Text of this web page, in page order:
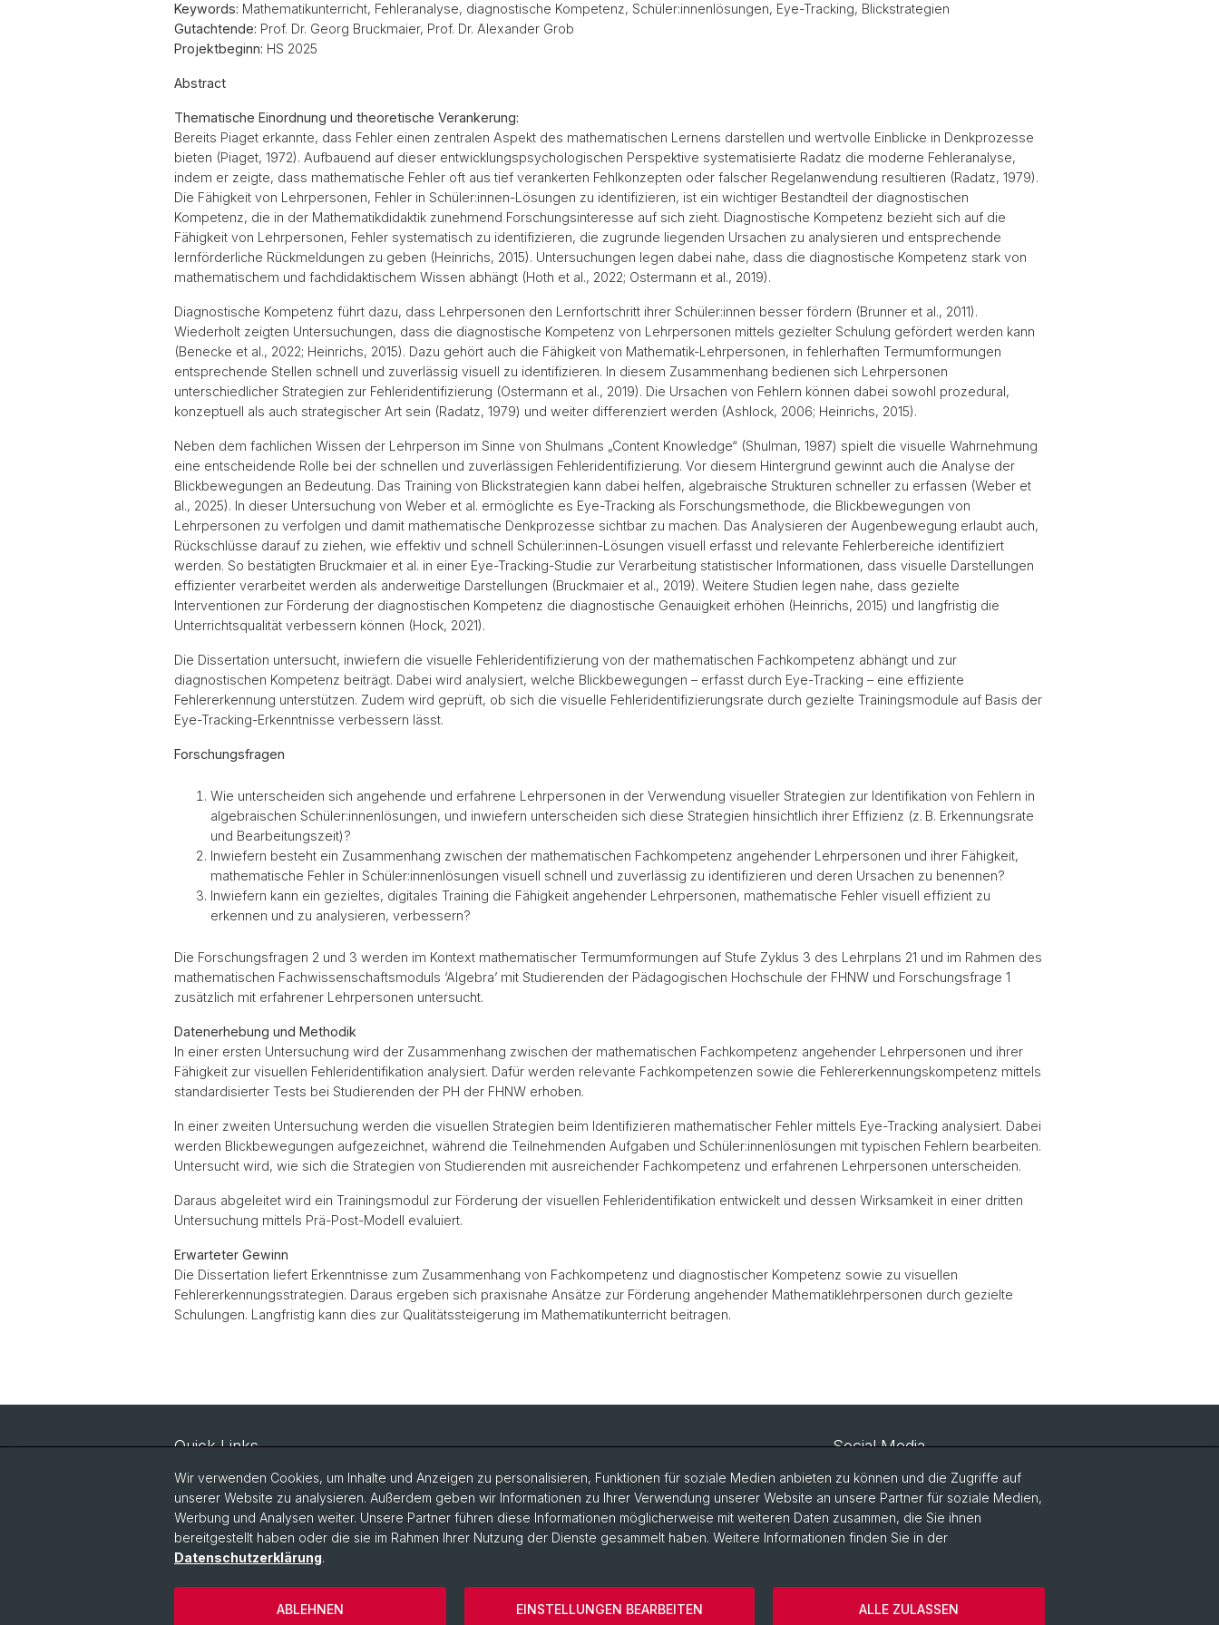
Keywords: Mathematikunterricht, Fehleranalyse, diagnostische Kompetenz, Schüler:innenlösungen, Eye-Tracking, Blickstrategien
Gutachtende: Prof. Dr. Georg Bruckmaier, Prof. Dr. Alexander Grob
Projektbeginn: HS 2025
Abstract
Thematische Einordnung und theoretische Verankerung:
Bereits Piaget erkannte, dass Fehler einen zentralen Aspekt des mathematischen Lernens darstellen und wertvolle Einblicke in Denkprozesse
bieten (Piaget, 1972). Aufbauend auf dieser entwicklungspsychologischen Perspektive systematisierte Radatz die moderne Fehleranalyse,
indem er zeigte, dass mathematische Fehler oft aus tief verankerten Fehlkonzepten oder falscher Regelanwendung resultieren (Radatz, 1979).
Die Fähigkeit von Lehrpersonen, Fehler in Schüler:innen-Lösungen zu identifizieren, ist ein wichtiger Bestandteil der diagnostischen
Kompetenz, die in der Mathematikdidaktik zunehmend Forschungsinteresse auf sich zieht. Diagnostische Kompetenz bezieht sich auf die
Fähigkeit von Lehrpersonen, Fehler systematisch zu identifizieren, die zugrunde liegenden Ursachen zu analysieren und entsprechende
lernförderliche Rückmeldungen zu geben (Heinrichs, 2015). Untersuchungen legen dabei nahe, dass die diagnostische Kompetenz stark von
mathematischem und fachdidaktischem Wissen abhängt (Hoth et al., 2022; Ostermann et al., 2019).
Diagnostische Kompetenz führt dazu, dass Lehrpersonen den Lernfortschritt ihrer Schüler:innen besser fördern (Brunner et al., 2011).
Wiederholt zeigten Untersuchungen, dass die diagnostische Kompetenz von Lehrpersonen mittels gezielter Schulung gefördert werden kann
(Benecke et al., 2022; Heinrichs, 2015). Dazu gehört auch die Fähigkeit von Mathematik-Lehrpersonen, in fehlerhaften Termumformungen
entsprechende Stellen schnell und zuverlässig visuell zu identifizieren. In diesem Zusammenhang bedienen sich Lehrpersonen
unterschiedlicher Strategien zur Fehleridentifizierung (Ostermann et al., 2019). Die Ursachen von Fehlern können dabei sowohl prozedural,
konzeptuell als auch strategischer Art sein (Radatz, 1979) und weiter differenziert werden (Ashlock, 2006; Heinrichs, 2015).
Neben dem fachlichen Wissen der Lehrperson im Sinne von Shulmans „Content Knowledge“ (Shulman, 1987) spielt die visuelle Wahrnehmung
eine entscheidende Rolle bei der schnellen und zuverlässigen Fehleridentifizierung. Vor diesem Hintergrund gewinnt auch die Analyse der
Blickbewegungen an Bedeutung. Das Training von Blickstrategien kann dabei helfen, algebraische Strukturen schneller zu erfassen (Weber et
al., 2025). In dieser Untersuchung von Weber et al. ermöglichte es Eye-Tracking als Forschungsmethode, die Blickbewegungen von
Lehrpersonen zu verfolgen und damit mathematische Denkprozesse sichtbar zu machen. Das Analysieren der Augenbewegung erlaubt auch,
Rückschlüsse darauf zu ziehen, wie effektiv und schnell Schüler:innen-Lösungen visuell erfasst und relevante Fehlerbereiche identifiziert
werden. So bestätigten Bruckmaier et al. in einer Eye-Tracking-Studie zur Verarbeitung statistischer Informationen, dass visuelle Darstellungen
effizienter verarbeitet werden als anderweitige Darstellungen (Bruckmaier et al., 2019). Weitere Studien legen nahe, dass gezielte
Interventionen zur Förderung der diagnostischen Kompetenz die diagnostische Genauigkeit erhöhen (Heinrichs, 2015) und langfristig die
Unterrichtsqualität verbessern können (Hock, 2021).
Die Dissertation untersucht, inwiefern die visuelle Fehleridentifizierung von der mathematischen Fachkompetenz abhängt und zur
diagnostischen Kompetenz beiträgt. Dabei wird analysiert, welche Blickbewegungen – erfasst durch Eye-Tracking – eine effiziente
Fehlererkennung unterstützen. Zudem wird geprüft, ob sich die visuelle Fehleridentifizierungsrate durch gezielte Trainingsmodule auf Basis der
Eye-Tracking-Erkenntnisse verbessern lässt.
Forschungsfragen
Wie unterscheiden sich angehende und erfahrene Lehrpersonen in der Verwendung visueller Strategien zur Identifikation von Fehlern in
algebraischen Schüler:innenlösungen, und inwiefern unterscheiden sich diese Strategien hinsichtlich ihrer Effizienz (z. B. Erkennungsrate
und Bearbeitungszeit)?
Inwiefern besteht ein Zusammenhang zwischen der mathematischen Fachkompetenz angehender Lehrpersonen und ihrer Fähigkeit,
mathematische Fehler in Schüler:innenlösungen visuell schnell und zuverlässig zu identifizieren und deren Ursachen zu benennen?
Inwiefern kann ein gezieltes, digitales Training die Fähigkeit angehender Lehrpersonen, mathematische Fehler visuell effizient zu
erkennen und zu analysieren, verbessern?
Die Forschungsfragen 2 und 3 werden im Kontext mathematischer Termumformungen auf Stufe Zyklus 3 des Lehrplans 21 und im Rahmen des
mathematischen Fachwissenschaftsmoduls ‘Algebra’ mit Studierenden der Pädagogischen Hochschule der FHNW und Forschungsfrage 1
zusätzlich mit erfahrener Lehrpersonen untersucht.
Datenerhebung und Methodik
In einer ersten Untersuchung wird der Zusammenhang zwischen der mathematischen Fachkompetenz angehender Lehrpersonen und ihrer
Fähigkeit zur visuellen Fehleridentifikation analysiert. Dafür werden relevante Fachkompetenzen sowie die Fehlererkennungskompetenz mittels
standardisierter Tests bei Studierenden der PH der FHNW erhoben.
In einer zweiten Untersuchung werden die visuellen Strategien beim Identifizieren mathematischer Fehler mittels Eye-Tracking analysiert. Dabei
werden Blickbewegungen aufgezeichnet, während die Teilnehmenden Aufgaben und Schüler:innenlösungen mit typischen Fehlern bearbeiten.
Untersucht wird, wie sich die Strategien von Studierenden mit ausreichender Fachkompetenz und erfahrenen Lehrpersonen unterscheiden.
Daraus abgeleitet wird ein Trainingsmodul zur Förderung der visuellen Fehleridentifikation entwickelt und dessen Wirksamkeit in einer dritten
Untersuchung mittels Prä-Post-Modell evaluiert.
Erwarteter Gewinn
Die Dissertation liefert Erkenntnisse zum Zusammenhang von Fachkompetenz und diagnostischer Kompetenz sowie zu visuellen
Fehlererkennungsstrategien. Daraus ergeben sich praxisnahe Ansätze zur Förderung angehender Mathematiklehrpersonen durch gezielte
Schulungen. Langfristig kann dies zur Qualitätssteigerung im Mathematikunterricht beitragen.
Quick Links
Fachdidaktik
Dokumente Masterstudium
Educational Sciences
Social Media
LinkedIn
Instagram
© Universität Basel Datenschutzerklärung Kontakt Impressum
Wir verwenden Cookies, um Inhalte und Anzeigen zu personalisieren, Funktionen für soziale Medien anbieten zu können und die Zugriffe auf
unserer Website zu analysieren. Außerdem geben wir Informationen zu Ihrer Verwendung unserer Website an unsere Partner für soziale Medien,
Werbung und Analysen weiter. Unsere Partner führen diese Informationen möglicherweise mit weiteren Daten zusammen, die Sie ihnen
bereitgestellt haben oder die sie im Rahmen Ihrer Nutzung der Dienste gesammelt haben. Weitere Informationen finden Sie in der
Datenschutzerklärung.
EINSTELLUNGEN BEARBEITEN
ABLEHNEN ALLE ZULASSEN